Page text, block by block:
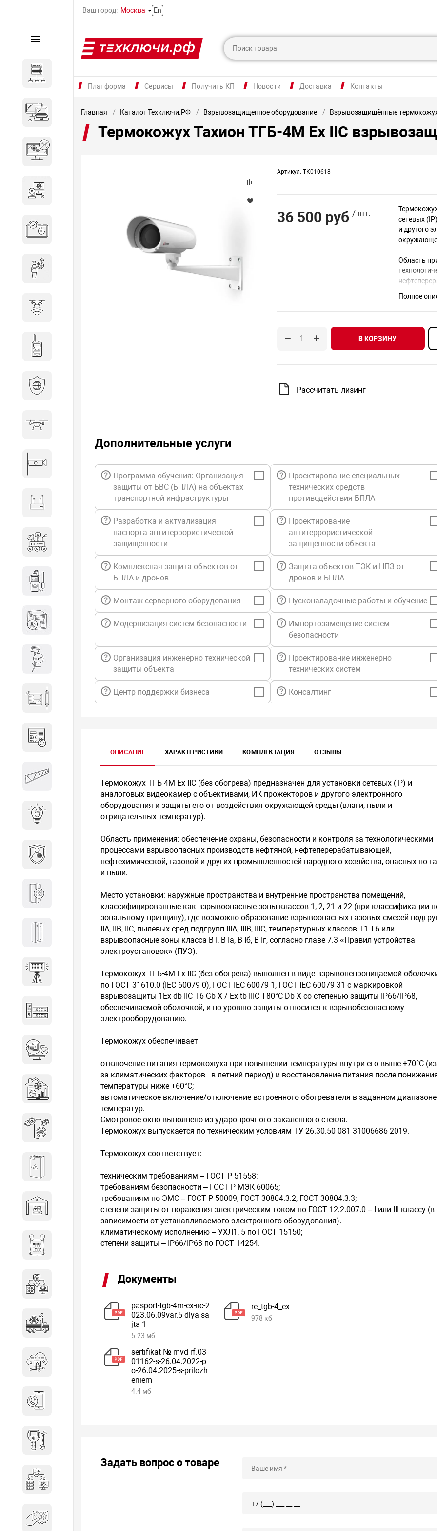
Ваш город: Москва En
Платформа Сервисы Получить КП Новости Доставка Контакты
Каталог
Компьютеры и ноутбуки
Комплектующие для
Система бронирования
Видеонаблюдение
Сетевое оборудование
Антитеррористическое
Дозиметрическое
оборудование
Атомно-эмиссионные
спектрометры
Весы и весовое оборудование
Гидроакустическое
оборудование
металлоконструкции
Интерактивные решения
Информационная
безопасность
Осветительные установки
Промышленное оборудование
Система контроля управления
Системы мониторинга и
аналитики эксплуатации
объектов недвижимости
Системы охраны периметра
Снаряжение и экипировка
Специальная техника
Специальные автомобили
Средства защиты информации
Главная Каталог Техключи.РФ Взрывозащищенное оборудование Взрывозащищённые
Термокожух Тахион ТГБ-4М Ex IIC
Артикул: ТК010618
36 500 руб / шт.
сетевых
и другого
Область
Место
2, 21 и 22
пылевых
заданном
31006686-
степени
степени
Полное
В КОРЗИНУ
Рассчитать лизинг
Дополнительные услуги
Программа обучения: Организация
защиты от БВС (БПЛА) на объектах
транспортной инфраструктуры
Проектирование специальных
технических средств
противодействия БПЛА
Разработка и актуализация
паспорта антитеррористической
защищенности
Проектирование
антитеррористической
защищенности объекта
Комплексная защита объектов от
БПЛА и дронов
Защита объектов ТЭК и НПЗ от
дронов и БПЛА
Монтаж серверного оборудования Пусконаладочные работы и обучение
Модернизация систем безопасности
Импортозамещение систем
безопасности
Организация инженерно-технической
защиты объекта
Проектирование инженерно-
технических систем
Центр поддержки бизнеса Консалтинг
ОПИСАНИЕ ХАРАКТЕРИСТИКИ КОМПЛЕКТАЦИЯ ОТЗЫВЫ
Термокожух ТГБ-4M Ex IIC (без обогрева) предназначен для установки сетевых (IP) и
аналоговых видеокамер с объективами, ИК прожекторов и другого электронного
оборудования и защиты его от воздействия окружающей среды (влаги, пыли и
отрицательных температур).
Область применения: обеспечение охраны, безопасности и контроля за технологическими
процессами взрывоопасных производств нефтяной, нефтеперерабатывающей,
нефтехимической, газовой и других промышленностей народного хозяйства, опасных по
и пыли.
Место установки: наружные пространства и внутренние пространства помещений,
классифицированные как взрывоопасные зоны классов 1, 2, 21 и 22 (при классификации
зональному принципу), где возможно образование взрывоопасных газовых смесей
IIА, IIВ, IIC, пылевых сред подгрупп IIIА, IIIВ, IIIC, температурных классов Т1-Т6 или
взрывоопасные зоны класса В-I, В-Iа, В-Iб, В-Iг, согласно главе 7.3 «Правил устройства
электроустановок» (ПУЭ).
Термокожух ТГБ-4М Ех IIC (без обогрева) выполнен в виде взрывонепроницаемой
по ГОСТ 31610.0 (IEC 60079-0), ГОСТ IEC 60079-1, ГОСТ IEC 60079-31 с маркировкой
взрывозащиты 1Ex db IIC T6 Gb X / Ex tb IIIC T80°C Db X cо степенью защиты IP66/IP68,
обеспечиваемой оболочкой, и по уровню защиты относится к взрывобезопасному
электрооборудованию.
Термокожух обеспечивает:
отключение питания термокожуха при повышении температуры внутри его выше +70°С
за климатических факторов - в летний период) и восстановление питания после
температуры ниже +60°С;
автоматическое включение/отключение встроенного обогревателя в заданном диапазоне
температур.
Смотровое окно выполнено из ударопрочного закалённого стекла.
Термокожух выпускается по техническим условиям ТУ 26.30.50-081-31006686-2019.
Термокожух соответствует:
техническим требованиям – ГОСТ Р 51558;
требованиям безопасности – ГОСТ Р МЭК 60065;
требованиям по ЭМС – ГОСТ Р 50009, ГОСТ 30804.3.2, ГОСТ 30804.3.3;
степени защиты от поражения электрическим током по ГОСТ 12.2.007.0 – I или III классу (в
зависимости от устанавливаемого электронного оборудования).
климатическому исполнению – УХЛ1, 5 по ГОСТ 15150;
степени защиты – IP66/IP68 по ГОСТ 14254.
Документы
pasport-tgb-4m-ex-iic-2
023.06.09var.5-dlya-sa
jta-1
5.23 мб
re_tgb-4_ex
978 кб
sertifikat-№-mvd-rf.03
01162-s-26.04.2022-p
o-26.04.2025-s-prilozh
eniem
4.4 мб
Задать вопрос о товаре